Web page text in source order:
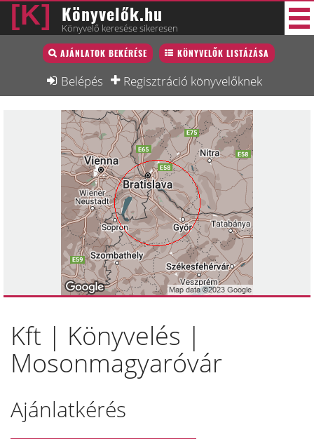
Könyvelők.hu
Könyvelő keresése sikeresen
AJÁNLATOK BEKÉRÉSE KÖNYVELŐK LISTÁZÁSA
Belépés Regisztráció könyvelőknek
Könyvelő lista
Könyvelési munkák
Képzésnaptár
Kft | Könyvelés |
Mosonmagyaróvár
Ajánlatkérés